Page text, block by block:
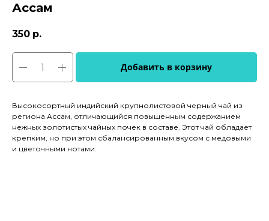
Ассам
350 р.
Добавить в корзину
Высокосортный индийский крупнолистовой черный чай из
региона Ассам, отличающийся повышенным содержанием
нежных золотистых чайных почек в составе. Этот чай обладает
крепким, но при этом сбалансированным вкусом с медовыми
и цветочными нотами.